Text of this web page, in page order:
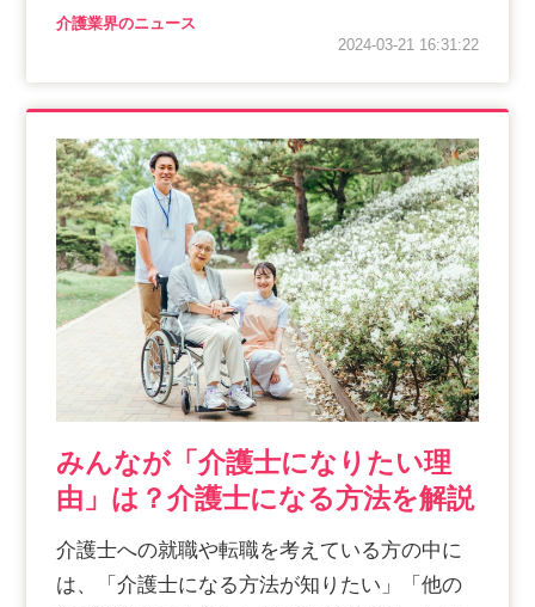
介護業界のニュース
2024-03-21 16:31:22
みんなが「介護士になりたい理
由」は？介護士になる方法を解説
介護士への就職や転職を考えている方の中に
は、「介護士になる方法が知りたい」「他の